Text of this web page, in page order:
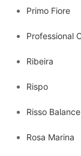
Primo Fiore
Professional
Ribeira
Rispo
Risso Balance
Rosa Marina